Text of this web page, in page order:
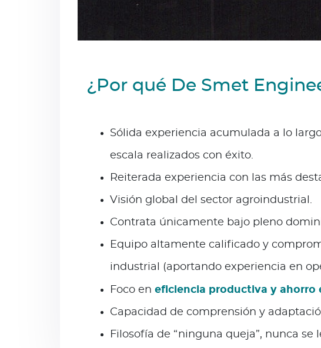
¿Por qué De Smet
Sólida experiencia acumulada a lo
escala realizados con éxito.
Reiterada experiencia con las más
Visión global del sector agroindustrial.
Contrata únicamente bajo pleno
Equipo altamente calificado y
industrial (aportando experiencia en
Foco en eficiencia productiva y ahorro
Capacidad de comprensión y
Filosofía de “ninguna queja”, nunca